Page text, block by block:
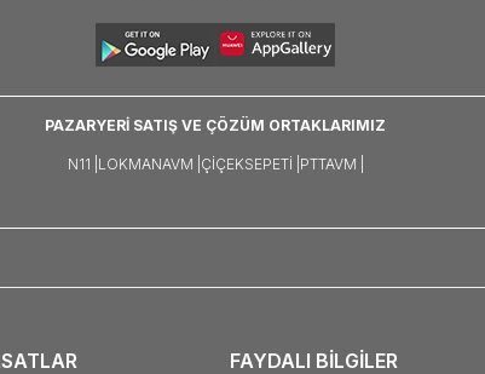
PAZARYERİ SATIŞ VE ÇÖZÜM ORTAKLARIMIZ
N11 | LOKMANAVM | ÇIÇEKSEPETI | PTTAVM |
FAYDALI BİLGİLER